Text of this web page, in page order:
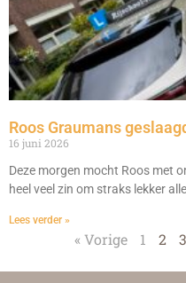
Roos Graumans
16 juni 2026
Deze morgen mocht Roos met
heel veel zin om straks lekker
Lees verder »
« Vorige 1 2 3